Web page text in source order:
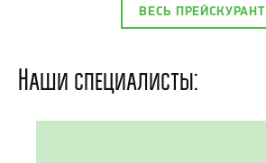
ВЕСЬ ПРЕЙСКУРАНТ
Наши специалисты: